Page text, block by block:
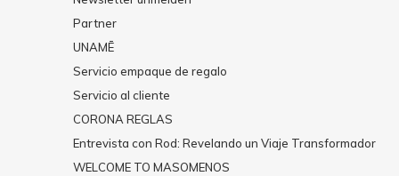
Partner
UNAMĒ
Servicio empaque de regalo
Servicio al cliente
CORONA REGLAS
Entrevista con Rod: Revelando un Viaje Transformador
WELCOME TO MASOMENOS